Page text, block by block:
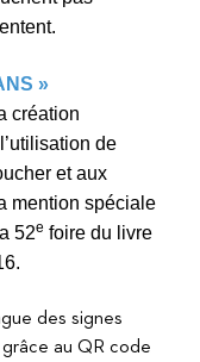
»
création
de
et aux
mention spéciale
52e foire du livre
des signes
au QR code